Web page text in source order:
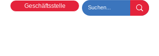
Geschäftsstelle